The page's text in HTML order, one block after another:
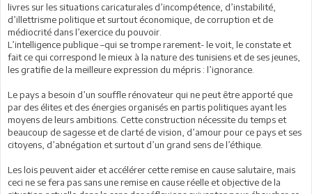
livres sur les situations caricaturales d’incompétence, d’instabilité,
d’illettrisme politique et surtout économique, de corruption et de
médiocrité dans l’exercice du pouvoir.
L’intelligence publique –qui se trompe rarement- le voit, le constate et
fait ce qui correspond le mieux à la nature des tunisiens et de ses jeunes,
les gratifie de la meilleure expression du mépris : l’ignorance.
Le pays a besoin d’un souffle rénovateur qui ne peut être apporté que
par des élites et des énergies organisés en partis politiques ayant les
moyens de leurs ambitions. Cette construction nécessite du temps et
beaucoup de sagesse et de clarté de vision, d’amour pour ce pays et ses
citoyens, d’abnégation et surtout d’un grand sens de l’éthique.
Les lois peuvent aider et accélérer cette remise en cause salutaire, mais
ceci ne se fera pas sans une remise en cause réelle et objective de la